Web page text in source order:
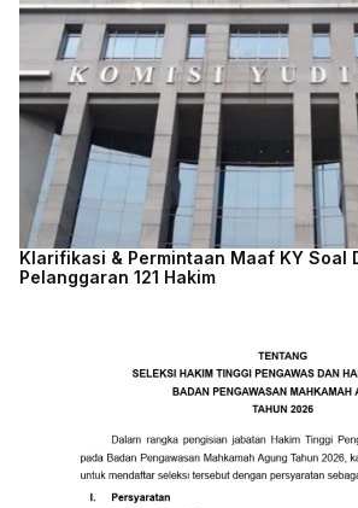
Klarifikasi & Permintaan Maaf KY Soal
Pelanggaran 121 Hakim